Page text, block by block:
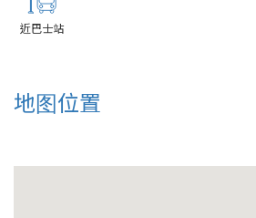
近巴士站
地图位置